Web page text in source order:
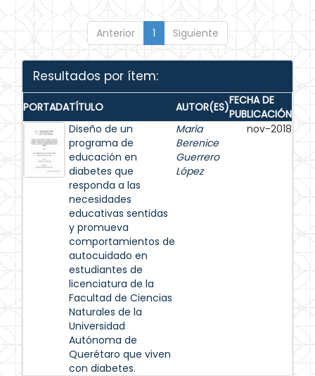
Anterior 1 Siguiente
Resultados por ítem:
PORTADATÍTULO AUTOR(ES)FECHA DE
PUBLICACIÓN
Diseño de un
programa de
educación en
diabetes que
responda a las
necesidades
educativas sentidas
y promueva
comportamientos de
autocuidado en
estudiantes de
licenciatura de la
Facultad de Ciencias
Naturales de la
Universidad
Autónoma de
Querétaro que viven
con diabetes.
María
Berenice
Guerrero
López
nov-2018